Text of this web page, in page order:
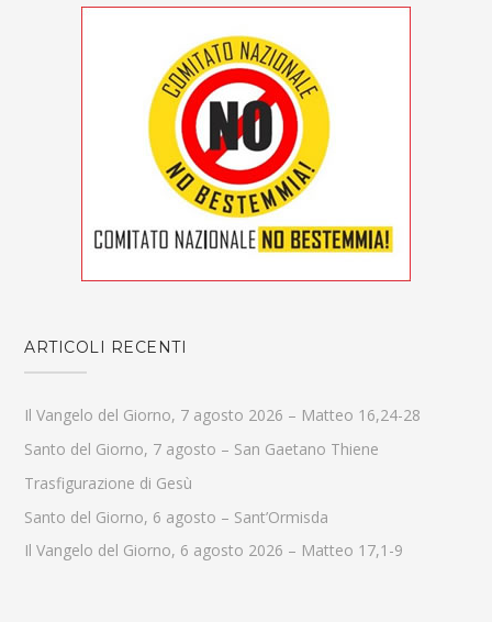
ARTICOLI RECENTI
Il Vangelo del Giorno, 7 agosto 2026 – Matteo 16,24-28
Santo del Giorno, 7 agosto – San Gaetano Thiene
Trasfigurazione di Gesù
Santo del Giorno, 6 agosto – Sant’Ormisda
Il Vangelo del Giorno, 6 agosto 2026 – Matteo 17,1-9